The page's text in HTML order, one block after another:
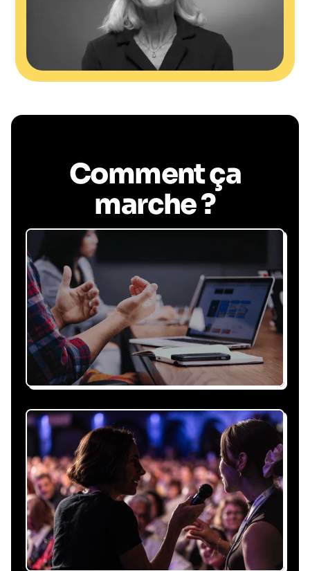
Comment ça
marche ?
Recevez une proposition
sous 24h
Expliquez-nous vos besoins, on vous répond
sous 24h avec une proposition
personnalisée, claire et adaptée à votre
événement et à vos contraintes.